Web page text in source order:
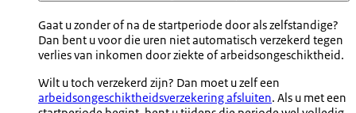
Gaat u zonder of na de startperiode door als zelfstandige?
Dan bent u voor die uren niet automatisch verzekerd tegen
verlies van inkomen door ziekte of arbeidsongeschiktheid.
Wilt u toch verzekerd zijn? Dan moet u zelf een
arbeidsongeschiktheidsverzekering afsluiten. Als u met een